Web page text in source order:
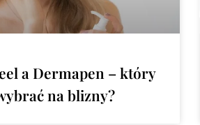
a Dermapen – który
na blizny?